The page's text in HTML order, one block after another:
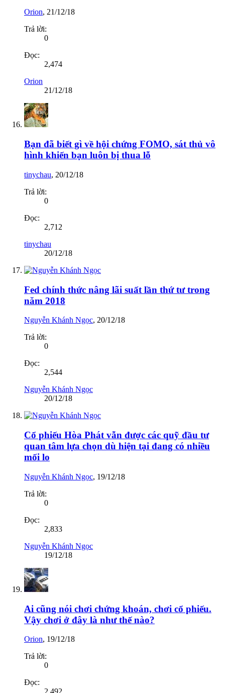
Orion, 21/12/18
Trả lời:
0
Đọc:
2,474
Orion
21/12/18
Bạn đã biết gì về hội chứng FOMO, sát thủ vô
hình khiến bạn luôn bị thua lỗ
tinychau, 20/12/18
Trả lời:
0
Đọc:
2,712
tinychau
20/12/18
Fed chính thức nâng lãi suất lần thứ tư trong
năm 2018
Nguyễn Khánh Ngọc, 20/12/18
Trả lời:
0
Đọc:
2,544
Nguyễn Khánh Ngọc
20/12/18
Cổ phiếu Hòa Phát vẫn được các quỹ đầu tư
quan tâm lựa chọn dù hiện tại đang có nhiều
mối lo
Nguyễn Khánh Ngọc, 19/12/18
Trả lời:
0
Đọc:
2,833
Nguyễn Khánh Ngọc
19/12/18
Ai cũng nói chơi chứng khoán, chơi cổ phiếu.
Vậy chơi ở đây là như thế nào?
Orion, 19/12/18
Trả lời:
0
Đọc: